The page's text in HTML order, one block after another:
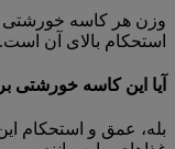
استحکام بالای آن است.
آیا این کاسه
بله، عمق و استحکام